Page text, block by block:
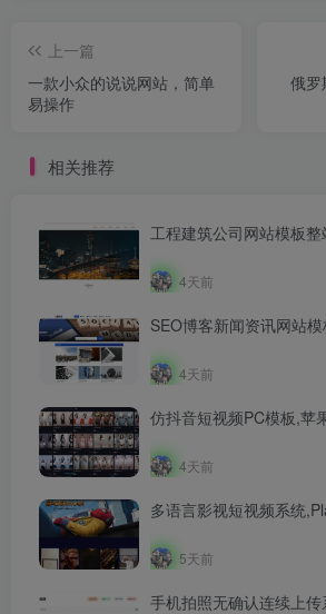
上一篇
一款小众的说说网站，简单
易操作
俄罗
相关推荐
工程建筑公司网站模板
4天前
SEO博客新闻资讯网站
4天前
仿抖音短视频PC模板,苹
4天前
多语言影视短视频系统
5天前
手机拍照无确认连续上